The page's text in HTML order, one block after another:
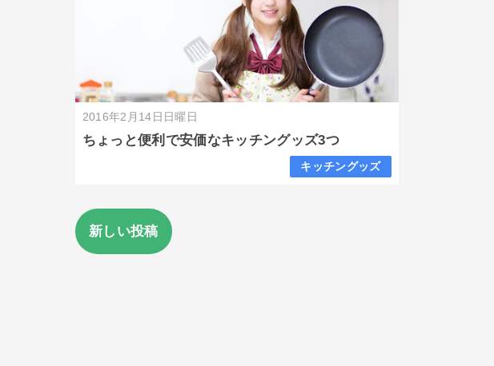
2016年2月14日日曜日
ちょっと便利で安価なキッチングッズ3つ
キッチングッズ
新しい投稿